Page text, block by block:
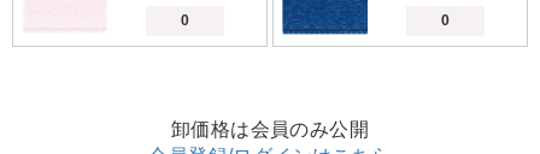
卸価格は会員のみ公開